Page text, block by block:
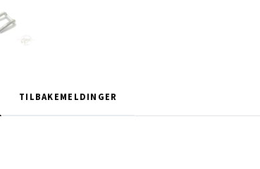
TILBAKEMELDINGER